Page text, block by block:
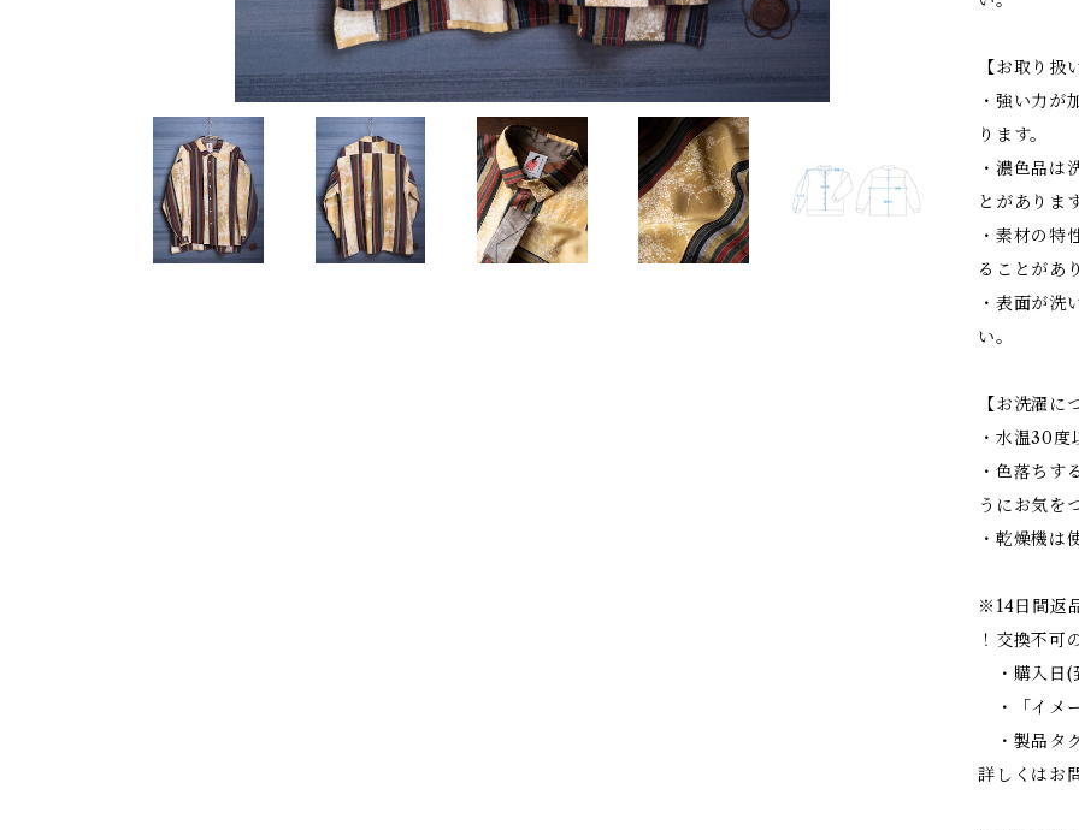
【お取り扱
・強い力が
ります。
・濃色品は
とがありま
・素材の特
ることがあ
・表面が洗
い。
【お洗濯に
・水温30
・色落ちす
うにお気を
・乾燥機は
※14日間返
！交換不可
・購入日(
・「イメ
・製品タ
詳しくはお